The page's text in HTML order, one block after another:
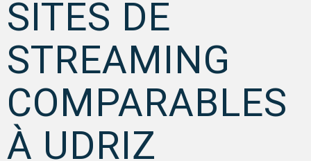
SITES DE
STREAMING
COMPARABLES
À UDRIZ